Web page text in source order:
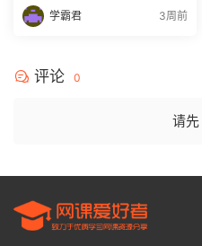
学霸君 3周前
评论 0
请先